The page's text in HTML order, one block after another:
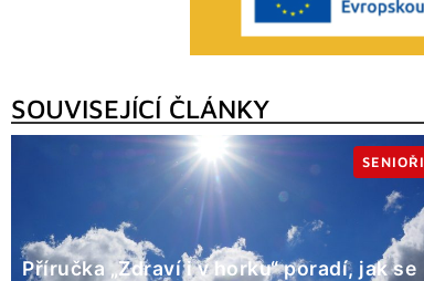
SOUVISEJÍCÍ ČLÁNKY
Příručka „Zdraví i v horku“ poradí, jak se
SENIOŘI